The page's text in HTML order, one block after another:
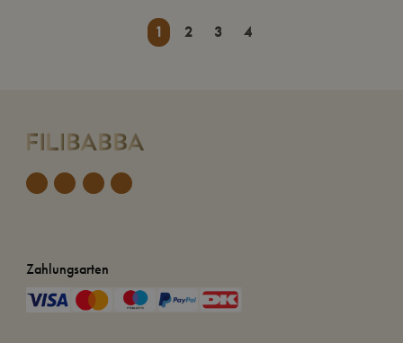
1 2 3 4
Zahlungsarten